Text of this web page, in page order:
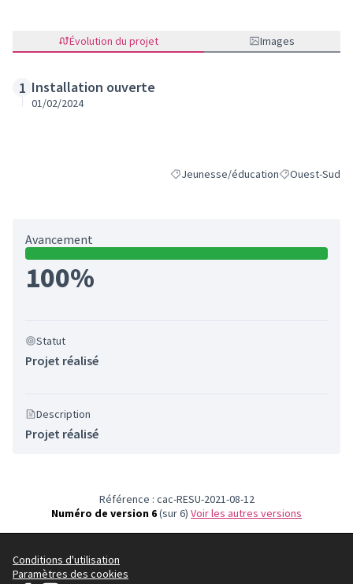
Évolution du projet Images
1 Installation ouverte
01/02/2024
Filtrer les résultats de la catégorie :
Jeunesse/éducationFiltrer les
Ouest-Sud
Avancement
100%
Statut
Projet réalisé
Description
Projet réalisé
Référence : cac-RESU-2021-08-12
Numéro de version 6(sur 6) voir les autres versions
Conditions d'utilisation
Paramètres des cookies